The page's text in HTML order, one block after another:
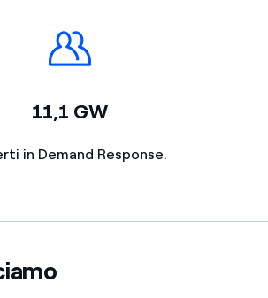
11,1 GW
in Demand Response.